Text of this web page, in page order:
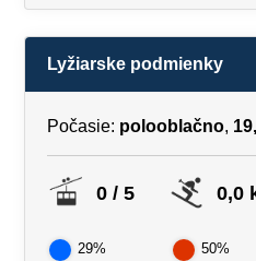
Lyžiarske podmienky
Počasie: polooblačno,
0 / 5 0,0
29% 50%